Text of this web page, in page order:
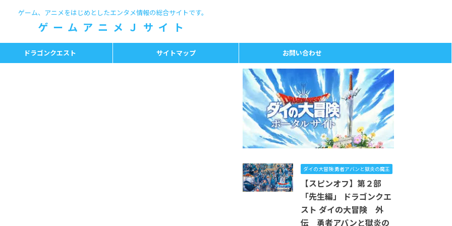
ゲーム、アニメをはじめとしたエンタメ情報の総合サイトです。
ゲームアニメＪサイト
ドラゴンクエスト サイトマップ お問い合わせ
ダイの大冒険 勇者アバンと獄炎の魔王
【スピンオフ】第２部
「先生編」 ドラゴンクエ
スト ダイの大冒険 外
伝 勇者アバンと獄炎の